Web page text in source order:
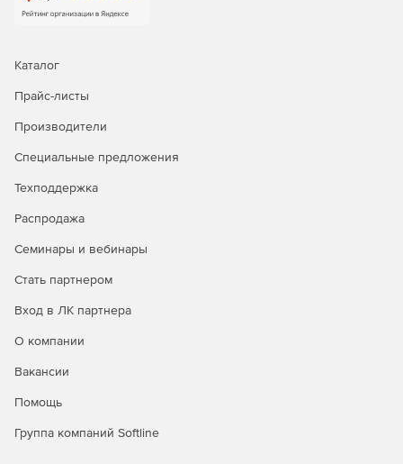
Бесплатная подписка на один год сопровождения ПО.
обслуживания.
действия сопровождения.
Каталог
Прайс-листы
Производители
Специальные предложения
Техподдержка
Распродажа
Семинары и вебинары
Стать партнером
Вход в ЛК партнера
О компании
Вакансии
Помощь
Группа компаний Softline